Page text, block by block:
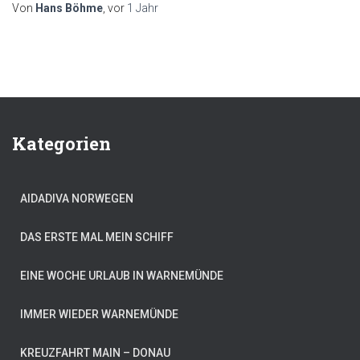
Von Hans Böhme , vor 1 Jahr
Kategorien
AIDADIVA NORWEGEN
DAS ERSTE MAL MEIN SCHIFF
EINE WOCHE URLAUB IN WARNEMÜNDE
IMMER WIEDER WARNEMÜNDE
KREUZFAHRT MAIN – DONAU